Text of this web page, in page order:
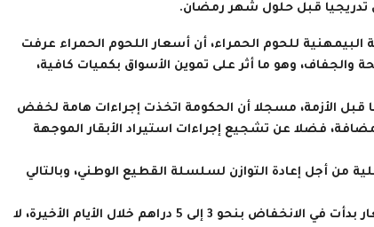
تدريجيا قبل حلول شهر رمضان.
للحوم الحمراء، أن أسعار اللحوم الحمراء عرفت
وهو ما أثر على تموين الأسواق بكميات كافية،
قبل الأزمة، مسجلا أن الحكومة اتخذت إجراءات هامة لخفض
فضلا عن تشجيع إجراءات استيراد الأبقار الموجهة
من أجل إعادة التوازن لسلسلة القطيع الوطني، وبالتالي
وأبرز الوزير أيضا أن استيراد الأبقار بدأ منذ ثلاثة أيام، مسجلا أن الأسعار بدأت في الانخفاض بنحو 3 إلى 5 دراهم خلال الأيام الأخيرة، لا